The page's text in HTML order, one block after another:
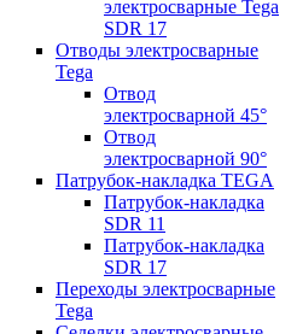
электросварные Tega
SDR 17
Отводы электросварные
Tega
Отвод
электросварной 45°
Отвод
электросварной 90°
Патрубок-накладка TEGA
Патрубок-накладка
SDR 11
Патрубок-накладка
SDR 17
Переходы электросварные
Tega